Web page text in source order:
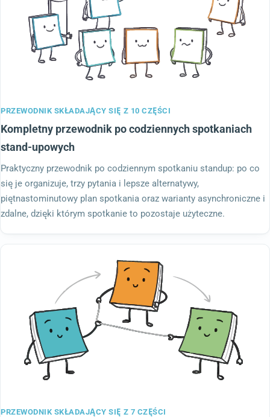
PRZEWODNIK SKŁADAJĄCY SIĘ Z 10 CZĘŚCI
Kompletny przewodnik po codziennych spotkaniach
stand-upowych
Praktyczny przewodnik po codziennym spotkaniu standup: po co
się je organizuje, trzy pytania i lepsze alternatywy,
piętnastominutowy plan spotkania oraz warianty asynchroniczne i
zdalne, dzięki którym spotkanie to pozostaje użyteczne.
PRZEWODNIK SKŁADAJĄCY SIĘ Z 7 CZĘŚCI